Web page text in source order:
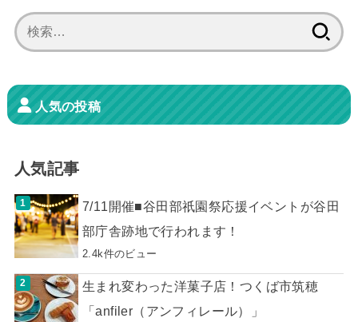
索:
人気の投稿
人気記事
7/11開催■谷田部祇園祭応援イベントが谷田
部庁舎跡地で行われます！
2.4k件のビュー
生まれ変わった洋菓子店！つくば市筑穂
「anfiler（アンフィレール）」